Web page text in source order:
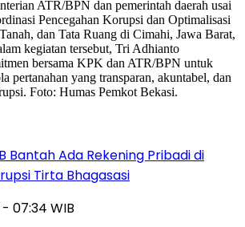
Bantah Ada Rekening Pribadi di
Tirta Bhagasasi
07:34 WIB